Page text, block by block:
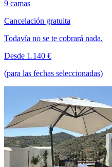
9 camas
Cancelación gratuita
Todavía no se te cobrará nada.
Desde 1.140 €
(para las fechas seleccionadas)